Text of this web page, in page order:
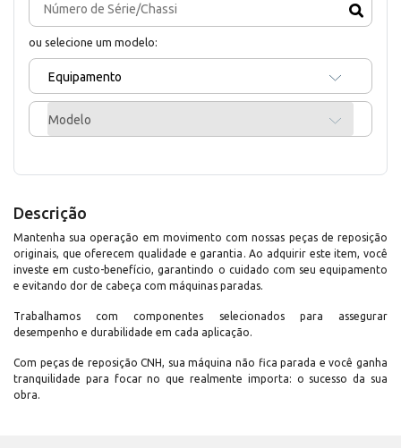
ou selecione um modelo:
Equipamento
Modelo
Descrição
Mantenha sua operação em movimento com nossas peças de reposição
originais, que oferecem qualidade e garantia. Ao adquirir este item, você
investe em custo-benefício, garantindo o cuidado com seu equipamento
e evitando dor de cabeça com máquinas paradas.
Trabalhamos com componentes selecionados para assegurar
desempenho e durabilidade em cada aplicação.
Com peças de reposição CNH, sua máquina não fica parada e você ganha
tranquilidade para focar no que realmente importa: o sucesso da sua
obra.